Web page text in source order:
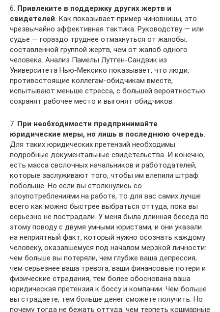
6. Привлеките в поддержку других жертв и
свидетелей. Как показывает пример чиновницы, это
чрезвычайно эффективная тактика. Руководству — или
судье — гораздо труднее отмахнуться от жалобы,
составленной группой жертв, чем от жалоб одного
человека. Анализ Памелы Лутген-Сандвик из
Университета Нью-Мексико показывает, что люди,
противостоящие коллегам-обидчикам вместе,
испытывают меньше стресса, с большей вероятностью
сохранят рабочее место и выгонят обидчиков.
7. При необходимости предпринимайте
юридические меры, но лишь в последнюю очередь.
Для таких юридических претензий необходимы
подробные документальные свидетельства. И конечно,
есть масса сволочных начальников и работодателей,
которые заслуживают того, чтобы им влепили штраф
побольше. Но если вы столкнулись со
злоупотреблениями на работе, то для вас самих лучше
всего как можно быстрее выбраться оттуда, пока вы
серьезно не пострадали. У меня была длинная беседа по
этому поводу с двумя умными юристами, и они указали
на неприятный факт, который нужно осознать каждому
человеку, оказавшемуся под началом мерзкой личности:
чем больше вы потеряли, чем глубже ваша депрессия,
чем серьезнее ваша тревога, ваши финансовые потери и
физические страдания, тем более обоснована ваша
юридическая претензия к боссу и компании. Чем больше
вы страдаете, тем больше денег сможете получить. Но
почему тогда не бежать оттуда, чем терпеть кошмарные